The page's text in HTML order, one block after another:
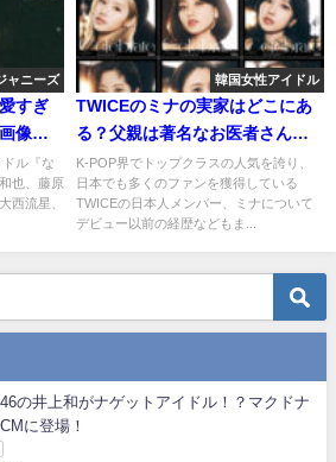
ャニーズ
すぎ
像を
ル『な
也、藤原
西流星、
韓国女性アイドル
TWICEのミナの実家はどこにあ
る？父親は著名なお医者さんっ
て本当？
K-POP界でトップクラスの人気を誇り、
日本でも多くのファンを獲得している
TWICEの日本人メンバー、ミナについて
デビュー以前の経歴などもま...
の井上和がナゲットアイドル！？マクドナ
に登場！